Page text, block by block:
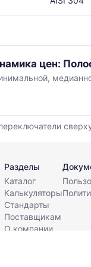
цен:
Разделы
Каталог
Калькуляторы
Стандарты
Поставщикам
О компании